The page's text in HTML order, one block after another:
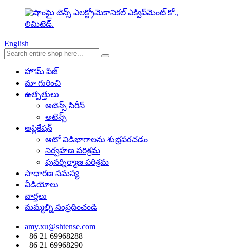
English
హొమ్ పేజ్
మా గురించి
ఉత్పత్తులు
అటెన్స్ సిరీస్
అటెన్స్
అప్లికేషన్
ఆటో విడిభాగాలను శుభ్రపరచడం
నిర్వహణ పరిశ్రమ
పునర్నిర్మాణ పరిశ్రమ
సాధారణ సమస్య
వీడియోలు
వార్తలు
మమ్మల్ని సంప్రదించండి
amy.xu@shtense.com
+86 21 69968288
+86 21 69968290